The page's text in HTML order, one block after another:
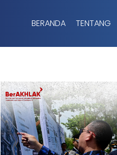
BERANDA TENTANG